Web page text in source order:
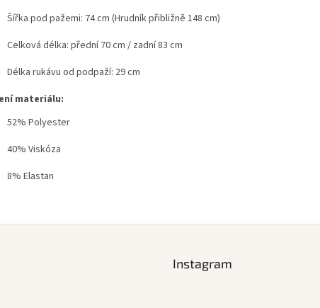
Šířka pod pažemi: 74 cm (Hrudník přibližně 148 cm)
Celková délka: přední 70 cm / zadní 83 cm
Délka rukávu od podpaží: 29 cm
materiálu:
52% Polyester
40% Viskóza
8% Elastan
Instagram